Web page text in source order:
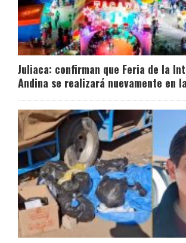
Juliaca: confirman que Feria de la
Andina se realizará nuevamente en